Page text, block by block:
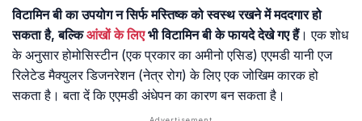
विटामिन बी का उपयोग न सिर्फ मस्तिष्क को स्वस्थ रखने में मददगार हो
सकता है, बल्किआंखों के लिएभी विटामिन बी के फायदे देखे गए हैं। एक शोध
के अनुसार होमोसिस्टीन (एक प्रकार का अमीनो एसिड) एएमडी यानी एज
रिलेटेड मैक्युलर डिजनरेशन (नेत्र रोग) के लिए एक जोखिम कारक हो
सकता है। बता दें कि एएमडी अंधेपन का कारण बन सकता है।